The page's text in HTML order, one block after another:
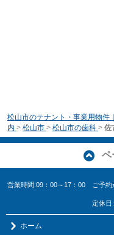
松山市のテナント・事業用物件
内 > 松山市 > 松山市の歯科 > 佐
ペ
営業時間:09：00～17：00 ご予約
定休日
ホーム